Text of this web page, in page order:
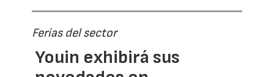
Ferias del sector
Youin exhibirá sus